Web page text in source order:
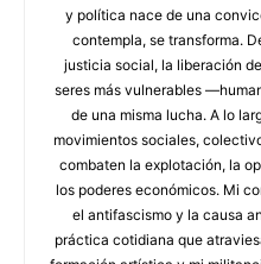
y política nace de una
contempla, se transforma.
justicia social, la liberación
seres más vulnerables
de una misma lucha. A lo
movimientos sociales,
combaten la explotación, la
los poderes económicos. Mi
el antifascismo y la causa
práctica cotidiana que